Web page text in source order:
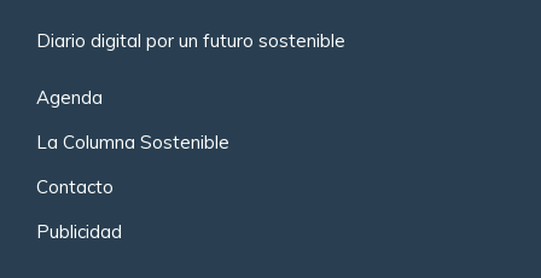
Diario digital por un futuro sostenible
Agenda
La Columna Sostenible
Contacto
Publicidad